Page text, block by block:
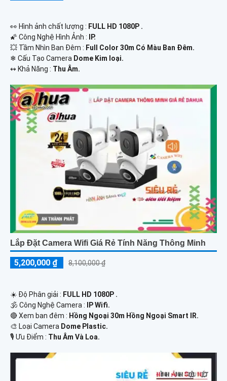
️👀 Hình ảnh chất lượng : FULL HD 1080P .
🌠 Công Nghệ Hình Ảnh :
IP.
💥 Tầm Nhìn Ban Đêm : Full Color 30m Có Màu Ban Ðêm.
❄ Cấu Tạo Camera Dome Kim loại.
️↭ Khả Năng : Thu Âm.
Lắp Đặt Camera Wifi Giá Rẻ Tính Năng Thông Minh
5,200,000 ₫ 8,100,000 ₫
☀️ Độ Phân giải : FULL HD 1080P .
🕉️ Công Nghệ Camera : IP Wifi.
🔴 Xem ban đêm : Hồng Ngoại 30m Hồng Ngoại Smart IR.
🎨 Loại Camera Dome Plastic.
️🎙 Ưu Điểm : Thu Âm Và Loa.